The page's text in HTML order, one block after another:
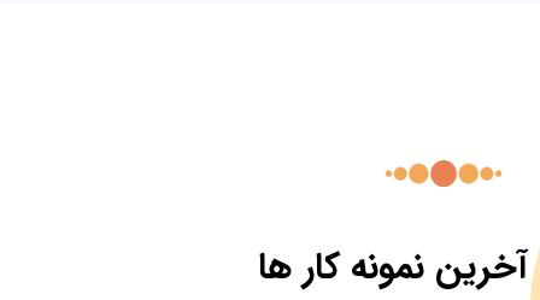
آخرین نمونه کار ها